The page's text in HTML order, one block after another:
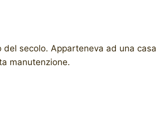
secolo. Apparteneva ad una
manutenzione.